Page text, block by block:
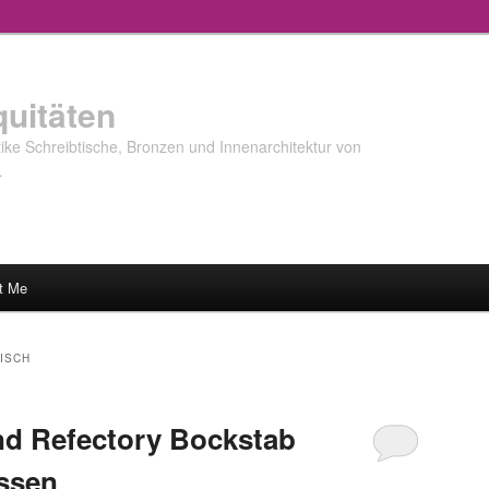
Schreibtische, Bronzen und Innenarchitektur von
Me
Refectory Bockstab